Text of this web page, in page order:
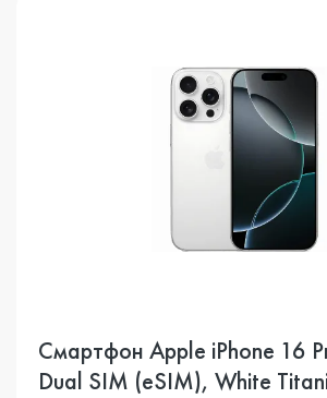
Смартфон Apple iPhone 16
Dual SIM (eSIM), White